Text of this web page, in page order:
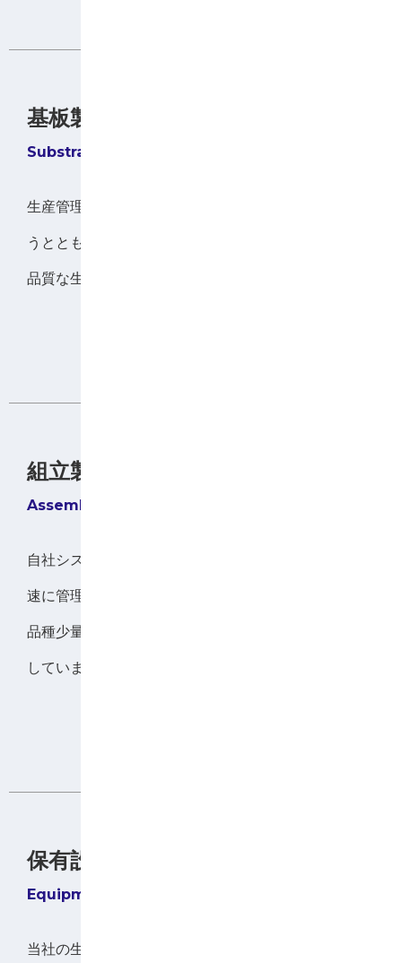
基板製造
生産管理システムによる実績管理と各種履歴管理を行
うとともに、お客様に満足して頂ける様、短納期で高
品質な生産を目指し日夜取組んでいます。
組立製造
自社システムにより部品受入から納品まで正確かつ迅
速に管理し、技術と熟練された作業の伝承により、多
品種少量生産と顧客要求に対応できる生産方式を実現
しています。
保有設備
当社の生産設備をご紹介します。